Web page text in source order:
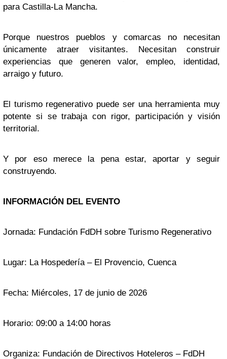
para Castilla-La Mancha.
Porque nuestros pueblos y comarcas no necesitan
únicamente atraer visitantes. Necesitan construir
experiencias que generen valor, empleo, identidad,
arraigo y futuro.
El turismo regenerativo puede ser una herramienta muy
potente si se trabaja con rigor, participación y visión
territorial.
Y por eso merece la pena estar, aportar y seguir
construyendo.
INFORMACIÓN DEL EVENTO
Jornada: Fundación FdDH sobre Turismo Regenerativo
Lugar: La Hospedería – El Provencio, Cuenca
Fecha: Miércoles, 17 de junio de 2026
Horario: 09:00 a 14:00 horas
Organiza: Fundación de Directivos Hoteleros – FdDH